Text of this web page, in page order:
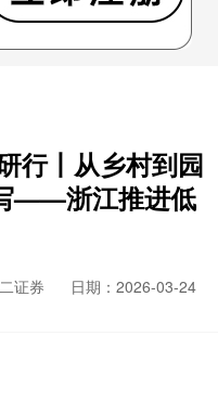
行丨从乡村到园
——浙江推进低
证券
日期：2026-03-24